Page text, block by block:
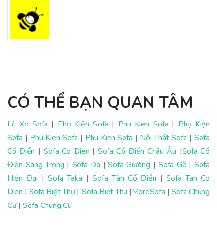
CÓ THỂ BẠN QUAN TÂM
Lò Xo Sofa | Phụ Kiện Sofa | Phu Kien Sofa | Phụ Kiện
Sofa | Phu Kien Sofa | Phu Kien Sofa | Nội Thất Sofa |Sofa
Cổ Điển | Sofa Co Dien |Sofa Cổ Điển Châu Âu |Sofa Cổ
Điển Sang Trọng |Sofa Da |Sofa Giường | Sofa Gỗ|Sofa
Hiện Đại | Sofa Taka |Sofa Tân Cổ Điển |Sofa Tan Co
Dien |Sofa Biệt Thự| Sofa Biet Thu |MoreSofa | Sofa Chung
Cư| Sofa Chung Cu